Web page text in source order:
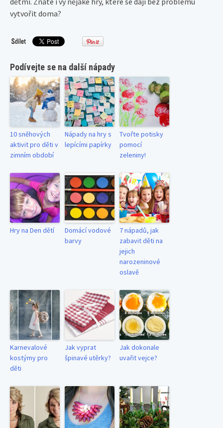
vytvořit doma?
Podívejte se na další nápady
10 sněhových
aktivit pro děti v
zimním období
Nápady na hry s
lepícími papírky
Tvořte potisky
pomocí
zeleniny!
Hry na Den dětí
Domácí vodové
barvy
7 nápadů, jak
zabavit děti na
jejich
narozeninové
oslavě
Karnevalové
kostýmy pro
děti
Jak vyprat
špinavé utěrky?
Jak dokonale
uvařit vejce?